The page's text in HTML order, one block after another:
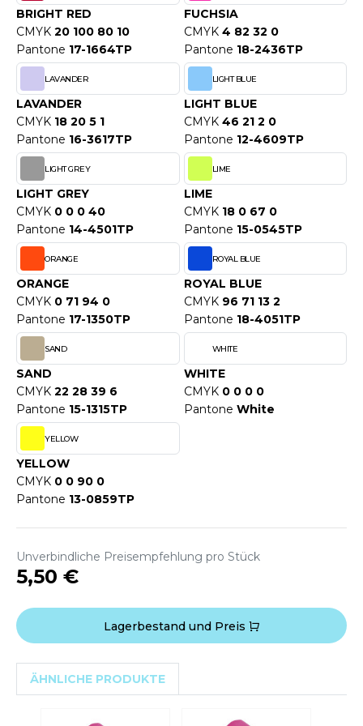
UND JACKEN
COOL
HOODS
T'S
SERIE
MORNING STUDIOS
SEGURIDAD
DUICK
BRIGHT RED
CMYK 20 100 80 10
Pantone 17-1664TP
FUCHSIA
CMYK 4 82 32 0
Pantone 18-2436TP
LAVANDER
LAVANDER
CMYK 18 20 5 1
Pantone 16-3617TP
LIGHT BLUE
LIGHT BLUE
CMYK 46 21 2 0
Pantone 12-4609TP
LIGHT GREY
LIGHT GREY
CMYK 0 0 0 40
Pantone 14-4501TP
LIME
LIME
CMYK 18 0 67 0
Pantone 15-0545TP
ORANGE
ORANGE
CMYK 0 71 94 0
Pantone 17-1350TP
ROYAL BLUE
ROYAL BLUE
CMYK 96 71 13 2
Pantone 18-4051TP
SAND
SAND
CMYK 22 28 39 6
Pantone 15-1315TP
WHITE
WHITE
CMYK 0 0 0 0
Pantone White
YELLOW
YELLOW
CMYK 0 0 90 0
Pantone 13-0859TP
Unverbindliche Preisempfehlung pro Stück
5,50 €
Lagerbestand und Preis
ÄHNLICHE PRODUKTE